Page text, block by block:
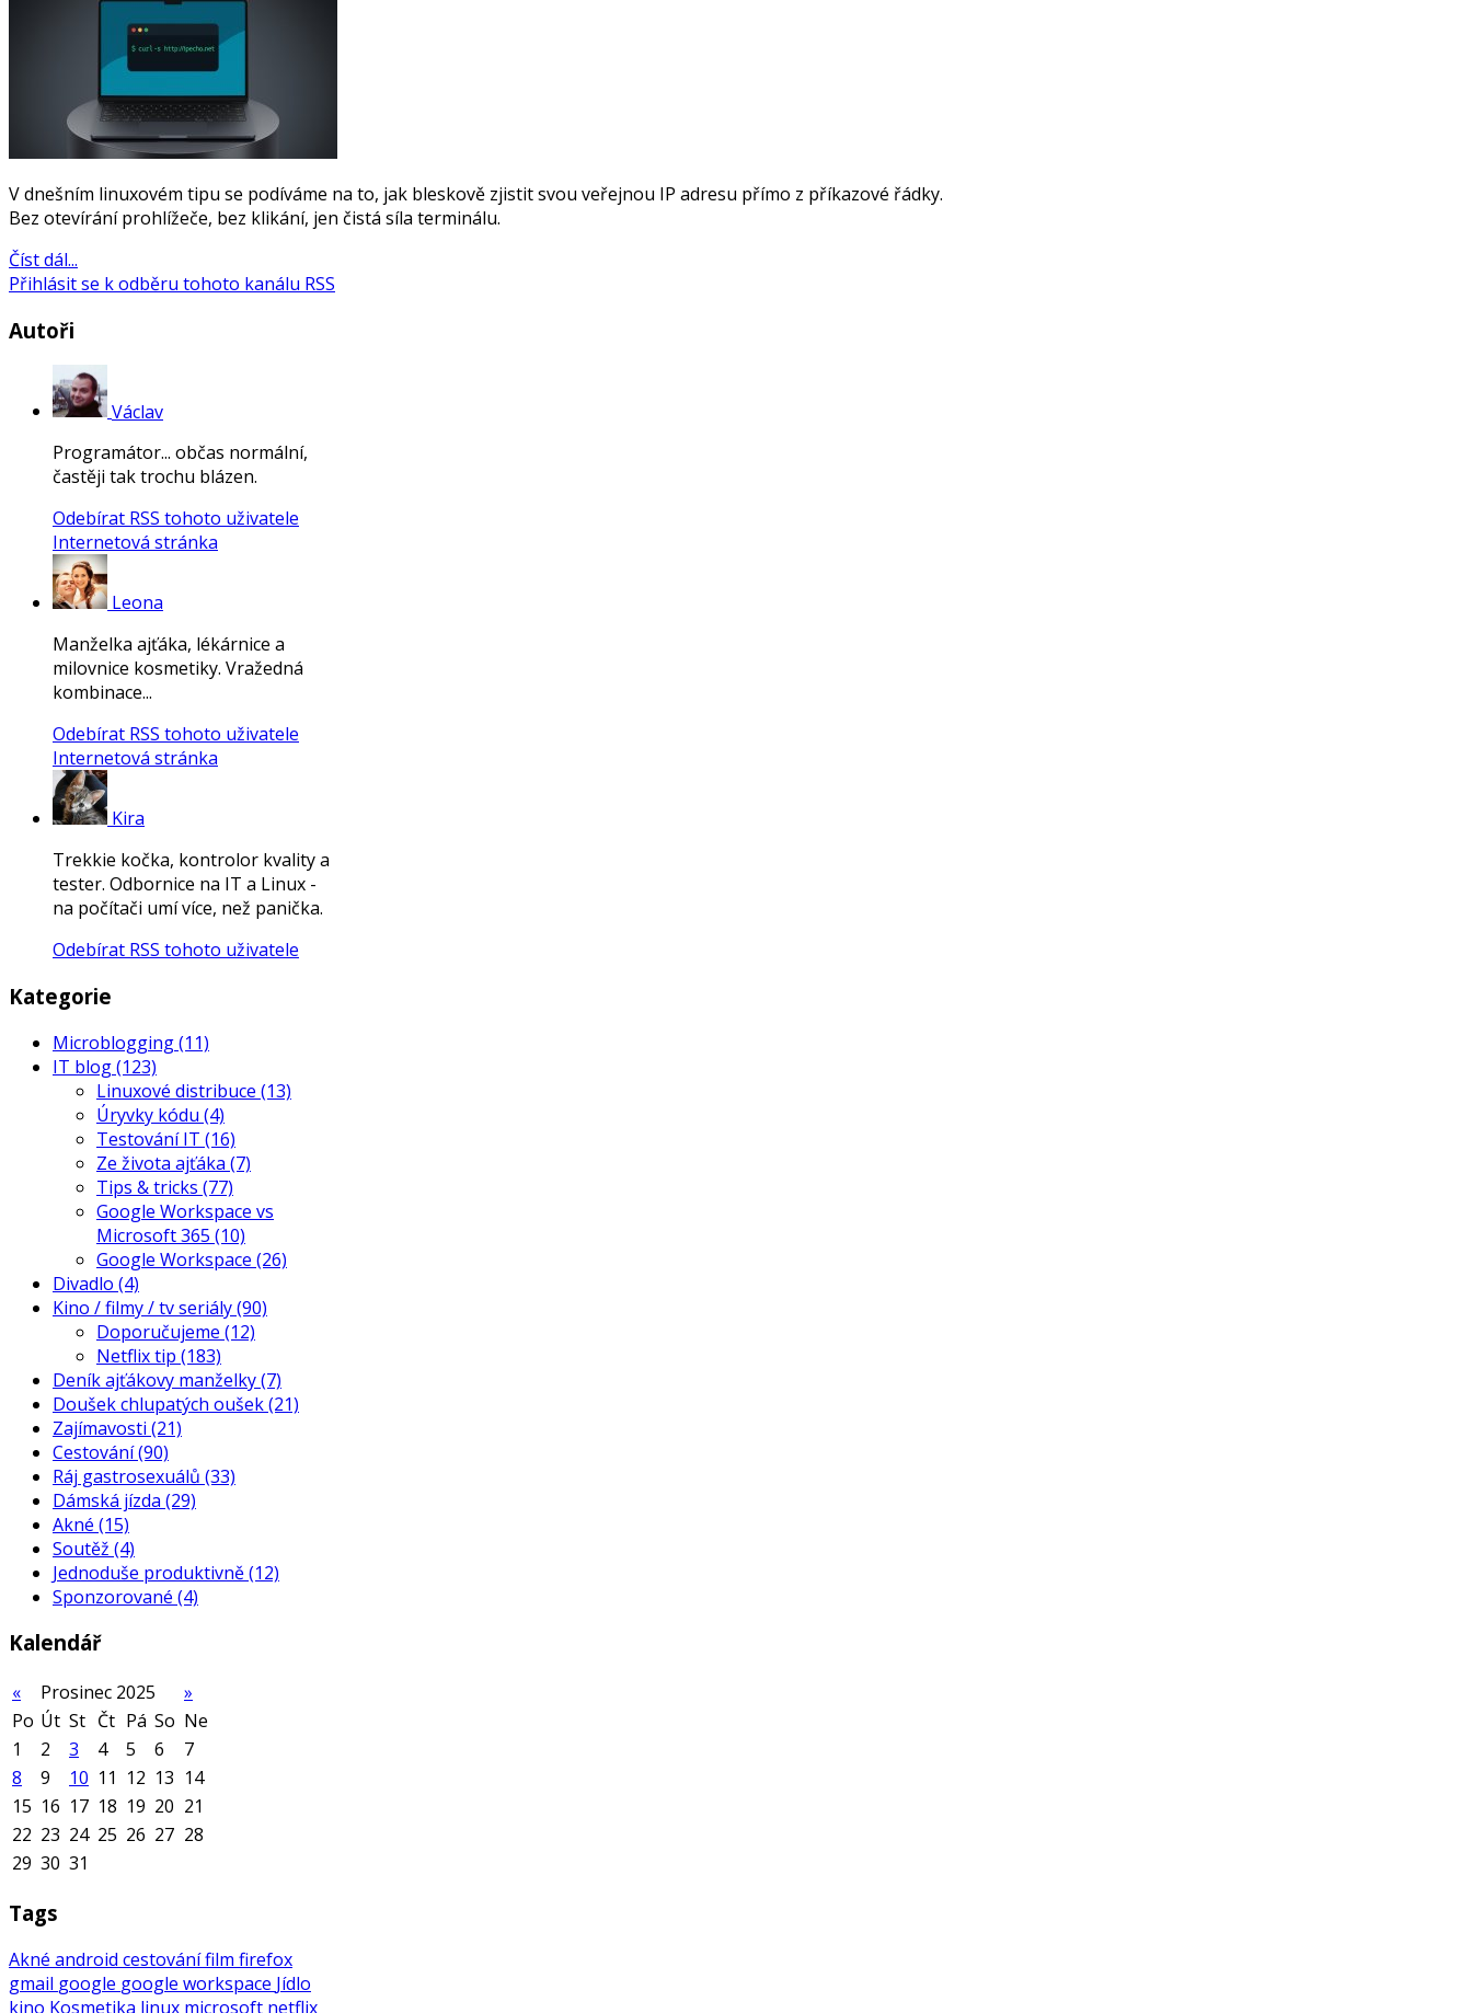
V dnešním linuxovém tipu se podíváme na to, jak bleskově zjistit svou veřejnou IP adresu přímo z příkazové řádky.
Bez otevírání prohlížeče, bez klikání, jen čistá síla terminálu.
Číst dál...
Přihlásit se k odběru tohoto kanálu RSS
Autoři
Václav
Programátor... občas normální,
častěji tak trochu blázen.
Odebírat RSS tohoto uživatele
Internetová stránka
Leona
Manželka ajťáka, lékárnice a
milovnice kosmetiky. Vražedná
kombinace...
Odebírat RSS tohoto uživatele
Internetová stránka
Kira
Trekkie kočka, kontrolor kvality a
tester. Odbornice na IT a Linux -
na počítači umí více, než panička.
Odebírat RSS tohoto uživatele
Kategorie
Microblogging(11)
IT blog(123)
Linuxové distribuce (13)
Úryvky kódu (4)
Testování IT (16)
Ze života ajťáka (7)
Tips & tricks (77)
Google Workspace vs
Microsoft 365 (10)
Google Workspace (26)
Divadlo (4)
Kino / filmy / tv seriály(90)
Doporučujeme (12)
Netflix tip (183)
Deník ajťákovy manželky(7)
Doušek chlupatých oušek(21)
Zajímavosti (21)
Cestování(90)
Ráj gastrosexuálů (33)
Dámská jízda (29)
Akné (15)
Soutěž (4)
Jednoduše produktivně(12)
Sponzorované (4)
Kalendář
« Prosinec 2025
»
Po Út St Čt Pá So Ne
1
2 3 4 5 6
7
8
9 10 11 12 13 14
15 16 17 18 19 20 21
22 23 24 25 26 27 28
29 30 31
Tags
Akné android cestovánífilm firefox
gmail google google workspace Jídlo
kino Kosmetika linux microsoft netflix